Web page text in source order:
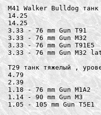
M41 Walker Bulldog
14.25
14.25
3.33 - 76 mm Gun T91
3.33 - 76 mm Gun M32
3.33 - 76 mm Gun T91E5
3.33 - 76 mm Gun M32
T29 танк тяжелый ,
4.79
2.39
1.18 - 76 mm Gun M1A2
1.14 - 90 mm Gun M3
1.05 - 105 mm Gun T5E1